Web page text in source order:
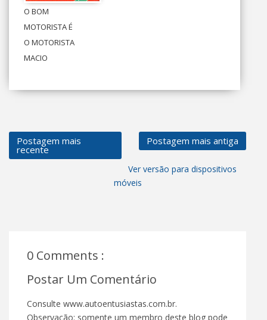
O BOM
MOTORISTA É
O MOTORISTA
MACIO
Postagem mais
recente
Postagem mais antiga
Ver versão para dispositivos
móveis
0 Comments :
Postar Um Comentário
Consulte www.autoentusiastas.com.br.
Observação: somente um membro deste blog pode